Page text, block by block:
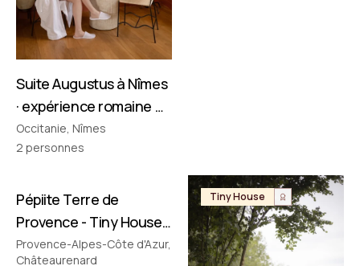
Suite Augustus à Nîmes
· expérience romaine &
cinéma privé
Occitanie, Nîmes
2 personnes
Tiny House
Pépiite Terre de
Provence - Tiny House
avec Jacuzzi en
Provence-Alpes-Côte d'Azur,
Châteaurenard
Tiny House